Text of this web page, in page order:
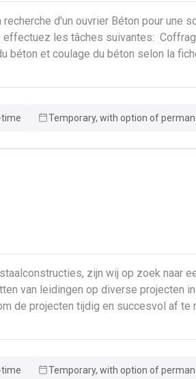
recherche d'un ouvrier Béton pour une
suivantes: Coffrage sur base de plans
béton et coulage du béton selon la
time Temporary, with option of
zijn wij op zoek naar
van leidingen op diverse projecten
tijdig en succesvol af te ronden. Je taken
je collega’s.Basisonderhoud aan
en uitvoering van ISO-
time Temporary, with option of